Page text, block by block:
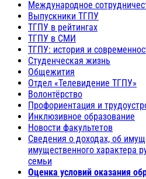
Международное
Выпускники ТГПУ
ТГПУ в рейтингах
ТГПУ в СМИ
ТГПУ: история и
Студенческая жизнь
Общежития
Отдел «Телевидение ТГПУ»
Волонтёрство
Профориентация и
Инклюзивное образование
Новости факультетов
Сведения о доходах, об
имущественного характера
семьи
Оценка условий оказания